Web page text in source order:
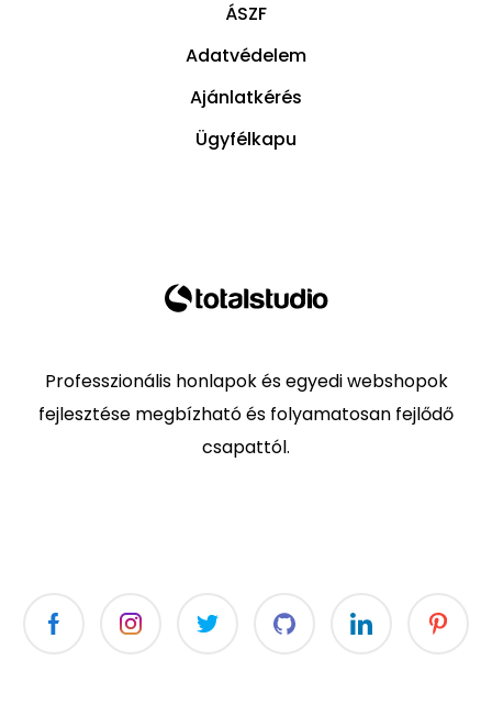
ÁSZF
Adatvédelem
Ajánlatkérés
Ügyfélkapu
Professzionális honlapok és egyedi webshopok
fejlesztése megbízható és folyamatosan fejlődő
csapattól.